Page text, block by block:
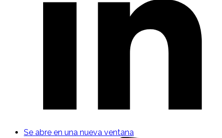
Se abre en una nueva ventana